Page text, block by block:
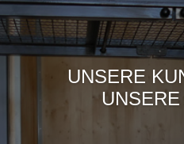
UNSERE